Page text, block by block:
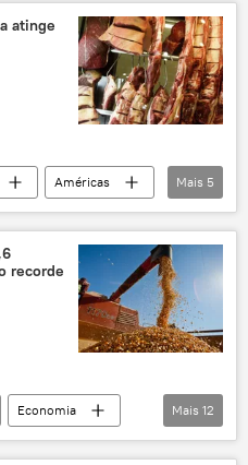
atinge
Américas
consumo
Mais 5
recorde
Economia
Mais 12